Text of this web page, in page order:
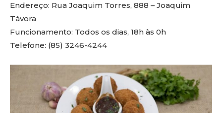
Endereço: Rua Joaquim Torres, 888 – Joaquim
Távora
Funcionamento: Todos os dias, 18h às 0h
Telefone: (85) 3246-4244